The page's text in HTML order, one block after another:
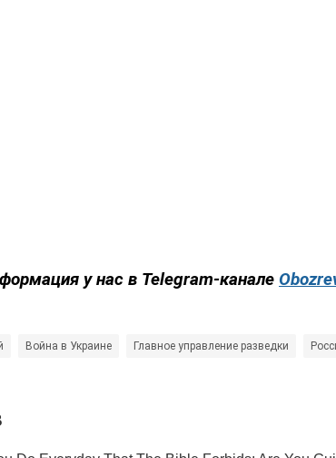
у нас в Telegram-канале
Война в Украине Главное управление разведки